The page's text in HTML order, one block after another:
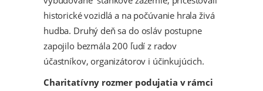
historické vozidlá a na počúvanie hrala živá
hudba. Druhý deň sa do osláv postupne
zapojilo bezmála 200 ľudí z radov
účastníkov, organizátorov i účinkujúcich.
Charitatívny rozmer podujatia v rámci